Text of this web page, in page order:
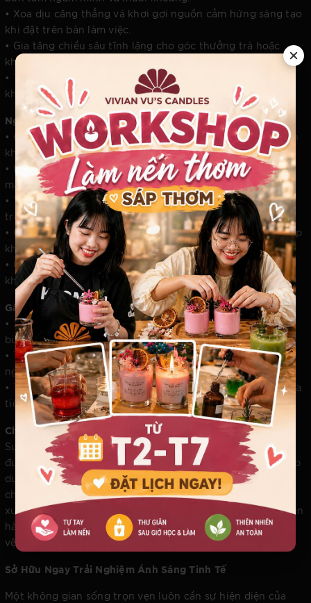
• Xoa dịu căng thẳng và khơi gợi nguồn cảm hứng sáng tạo
khi đặt trên bàn làm việc.
• Gia tăng chiều sâu tĩnh lặng cho góc thưởng trà hoặc
không gian đọc sách cá nhân.
• Tạo bước đệm ánh sáng dịu nhẹ trong phòng ngủ trước
khi bước vào chu kỳ giấc ngủ sâu.
Nghệ Thuật Bài Trí Và Không Gian Sống
• Đóng vai trò là điểm nhấn trung tâm cho các bàn tiệc lớn
khi kết hợp cùng nghệ thuật cắm hoa.
• Nâng tầm thẩm mỹ cho sảnh đón khách với dải ánh sáng
mang tính tinh tế và chào đón.
• Tạo hiệu ứng ánh sáng nghệ thuật trực quan tại các kệ
trưng bày hoặc tủ rượu vang.
• Cân bằng lại không khí ấm áp và thuần khiết cho gian bếp
không gian mở sau các bữa ăn.
• Ứng dụng làm món quà lưu niệm trang nhã dành cho
khách mời tham dự các sự kiện quan trọng.
Gắn Kết Cảm Xúc Trong Các Dịp Đặc Biệt
• Xây dựng bầu không khí có chiều sâu cảm xúc cho các
buổi tối lãng mạn.
• Tăng cường sắc thái trang trọng trong các nghi thức thề
nguyện và kỷ niệm dấu ấn cá nhân.
• Trở thành nguồn sáng ấm áp, chuẩn mực trên bàn thờ gia
tiên trong các nghi lễ tâm linh truyền thống.
Chính Sách Bảo Chứng Chất Lượng
Sự an tâm tuyệt đối của người tiêu dùng là giá trị cốt lõi
được Vivian Vu's Candles đặt lên hàng đầu. Thương hiệu áp
dụng chính sách đổi trả một đổi một minh bạch và nhanh
chóng đối với mọi trường hợp sản phẩm có lỗi từ khâu sản
xuất hoặc các thông số kỹ thuật không đúng với mô tả hiện
hành. Mọi quyền lợi và trải nghiệm của bạn luôn được bảo
vệ trọn vẹn khi lựa chọn sản phẩm của chúng tôi.
Sở Hữu Ngay Trải Nghiệm Ánh Sáng Tinh Tế
Một không gian sống trọn vẹn luôn cần sự hiện diện của